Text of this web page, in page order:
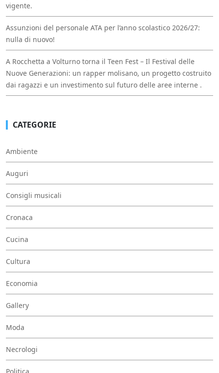
vigente.
Assunzioni del personale ATA per l’anno scolastico 2026/27:
nulla di nuovo!
A Rocchetta a Volturno torna il Teen Fest – Il Festival delle
Nuove Generazioni: un rapper molisano, un progetto costruito
dai ragazzi e un investimento sul futuro delle aree interne .
CATEGORIE
Ambiente
Auguri
Consigli musicali
Cronaca
Cucina
Cultura
Economia
Gallery
Moda
Necrologi
Politica